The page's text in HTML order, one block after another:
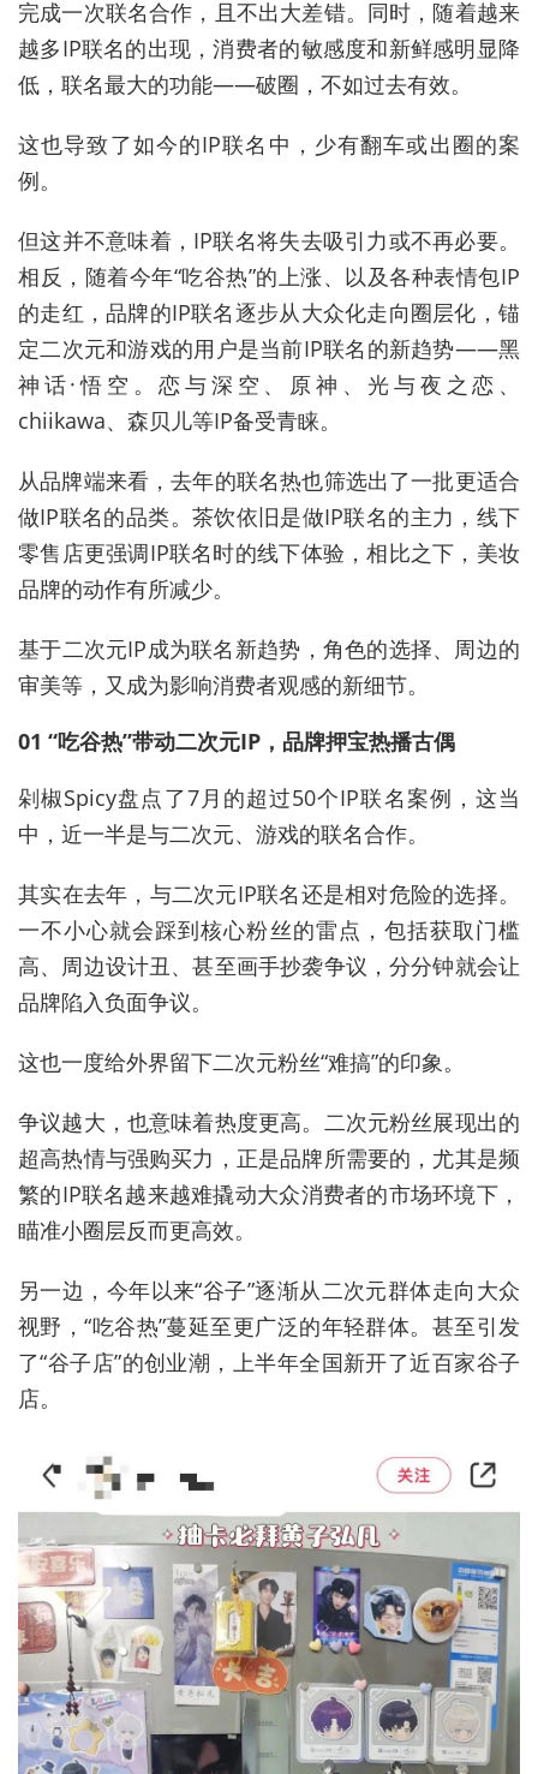
完成一次联名合作，且不出大差错。同时，随着越来
越多IP联名的出现，消费者的敏感度和新鲜感明显降
低，联名最大的功能——破圈，不如过去有效。
这也导致了如今的IP联名中，少有翻车或出圈的案
例。
但这并不意味着，IP联名将失去吸引力或不再必要。
相反，随着今年“吃谷热”的上涨、以及各种表情包IP
的走红，品牌的IP联名逐步从大众化走向圈层化，锚
定二次元和游戏的用户是当前IP联名的新趋势——黑
神话·悟空。恋与深空、原神、光与夜之恋、
chiikawa、森贝儿等IP备受青睐。
从品牌端来看，去年的联名热也筛选出了一批更适合
做IP联名的品类。茶饮依旧是做IP联名的主力，线下
零售店更强调IP联名时的线下体验，相比之下，美妆
品牌的动作有所减少。
基于二次元IP成为联名新趋势，角色的选择、周边的
审美等，又成为影响消费者观感的新细节。
01 “吃谷热”带动二次元IP，品牌押宝热播古偶
剁椒Spicy盘点了7月的超过50个IP联名案例，这当
中，近一半是与二次元、游戏的联名合作。
其实在去年，与二次元IP联名还是相对危险的选择。
一不小心就会踩到核心粉丝的雷点，包括获取门槛
高、周边设计丑、甚至画手抄袭争议，分分钟就会让
品牌陷入负面争议。
这也一度给外界留下二次元粉丝“难搞”的印象。
争议越大，也意味着热度更高。二次元粉丝展现出的
超高热情与强购买力，正是品牌所需要的，尤其是频
繁的IP联名越来越难撬动大众消费者的市场环境下，
瞄准小圈层反而更高效。
另一边，今年以来“谷子”逐渐从二次元群体走向大众
视野，“吃谷热”蔓延至更广泛的年轻群体。甚至引发
了“谷子店”的创业潮，上半年全国新开了近百家谷子
店。